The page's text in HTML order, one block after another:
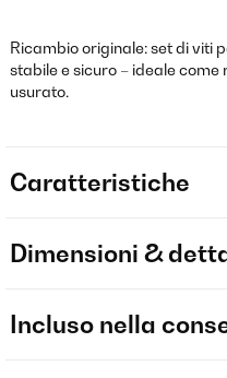
Ricambio originale: set di viti
stabile e sicuro – ideale
usurato.
Caratteristiche
Dimensioni &
Incluso nella